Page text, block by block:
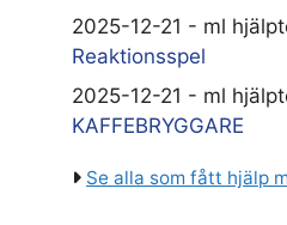
2025-12-21 - ml
Reaktionsspel
2025-12-21 - ml
KAFFEBRYGGARE
Se alla som fått hjälp